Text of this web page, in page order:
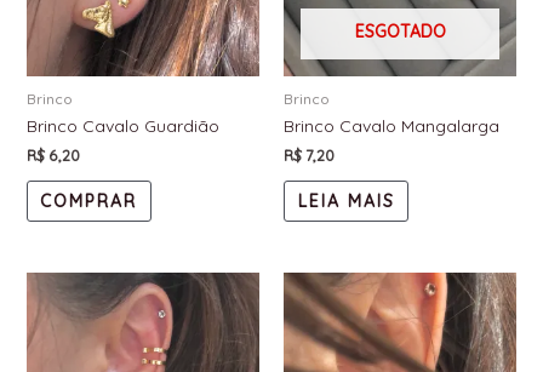
Brinco
Brinco Cavalo Guardião
R$6,20
COMPRAR
ESGOTADO
Brinco
Brinco Cavalo Mangalarga
R$7,20
LEIA MAIS